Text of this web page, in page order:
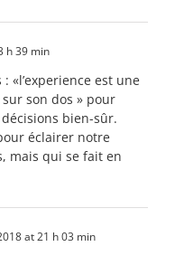
h 39 min
«l’experience est une
son dos » pour
bien-sûr.
éclairer notre
mais qui se fait en
at 21 h 03 min